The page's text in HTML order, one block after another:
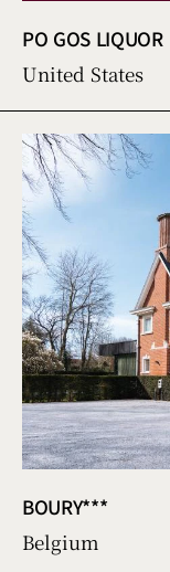
PO GOS LIQUOR
United States
BOURY***
Belgium